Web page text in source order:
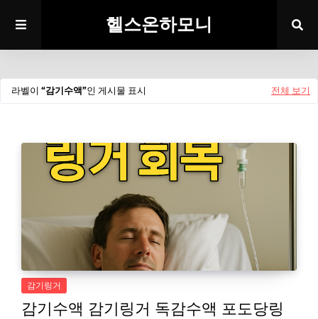
헬스온하모니
라벨이 감기수액 인 게시물 표시 전체 보기
감기링거
감기수액 감기링거 독감수액 포도당링